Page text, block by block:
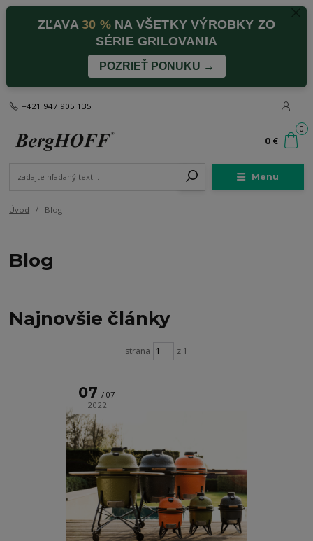
ZĽAVA30 %NA VŠETKY VÝROBKY ZO
SÉRIE GRILOVANIA
POZRIEŤ PONUKU →
Menu
+421 947 905 135
0
0 €
Úvod Blog
Blog
Najnovšie články
strana z 1
07
07
2022